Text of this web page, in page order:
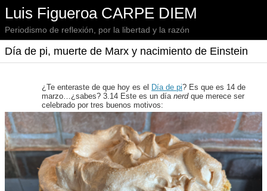
Luis Figueroa CARPE DIEM
Periodismo de reflexión, por la libertad y la razón
Día de pi, muerte de Marx y nacimiento de Einstein
¿Te enteraste de que hoy es el Día de pi? Es que es 14 de
marzo…¿sabes? 3.14 Este es un día nerdque merece ser
celebrado por tres buenos motivos: